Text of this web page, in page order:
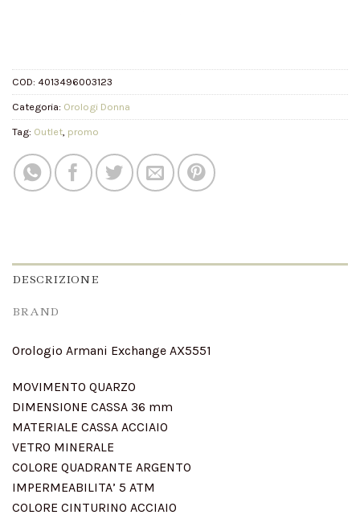
COD: 4013496003123
Categoria: Orologi Donna
Tag: Outlet promo
DESCRIZIONE
BRAND
Orologio Armani Exchange AX5551
MOVIMENTO QUARZO
DIMENSIONE CASSA 36 mm
MATERIALE CASSA ACCIAIO
VETRO MINERALE
COLORE QUADRANTE ARGENTO
IMPERMEABILITA’ 5 ATM
COLORE CINTURINO ACCIAIO